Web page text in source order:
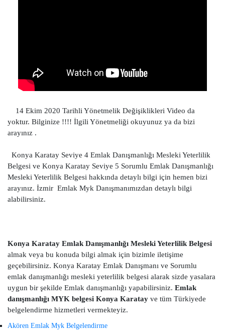
14 Ekim 2020 Tarihli Yönetmelik Değişiklikleri Video da
yoktur. Bilginize !!!! İlgili Yönetmeliği okuyunuz ya da bizi
arayınız .
Konya Karatay Seviye 4 Emlak Danışmanlığı Mesleki Yeterlilik
Belgesi ve Konya Karatay Seviye 5 Sorumlu Emlak Danışmanlığı
Mesleki Yeterlilik Belgesi hakkında detaylı bilgi için hemen bizi
arayınız. İzmir Emlak Myk Danışmanımızdan detaylı bilgi
alabilirsiniz.
Konya Karatay Emlak Danışmanlığı Mesleki Yeterlilik Belgesi
almak veya bu konuda bilgi almak için bizimle iletişime
geçebilirsiniz. Konya Karatay Emlak Danışmanı ve Sorumlu
emlak danışmanlığı mesleki yeterlilik belgesi alarak sizde yasalara
uygun bir şekilde Emlak danışmanlığı yapabilirsiniz. Emlak
danışmanlığı MYK belgesi Konya Karatay ve tüm Türkiyede
belgelendirme hizmetleri vermekteyiz.
Akören Emlak Myk Belgelendirme